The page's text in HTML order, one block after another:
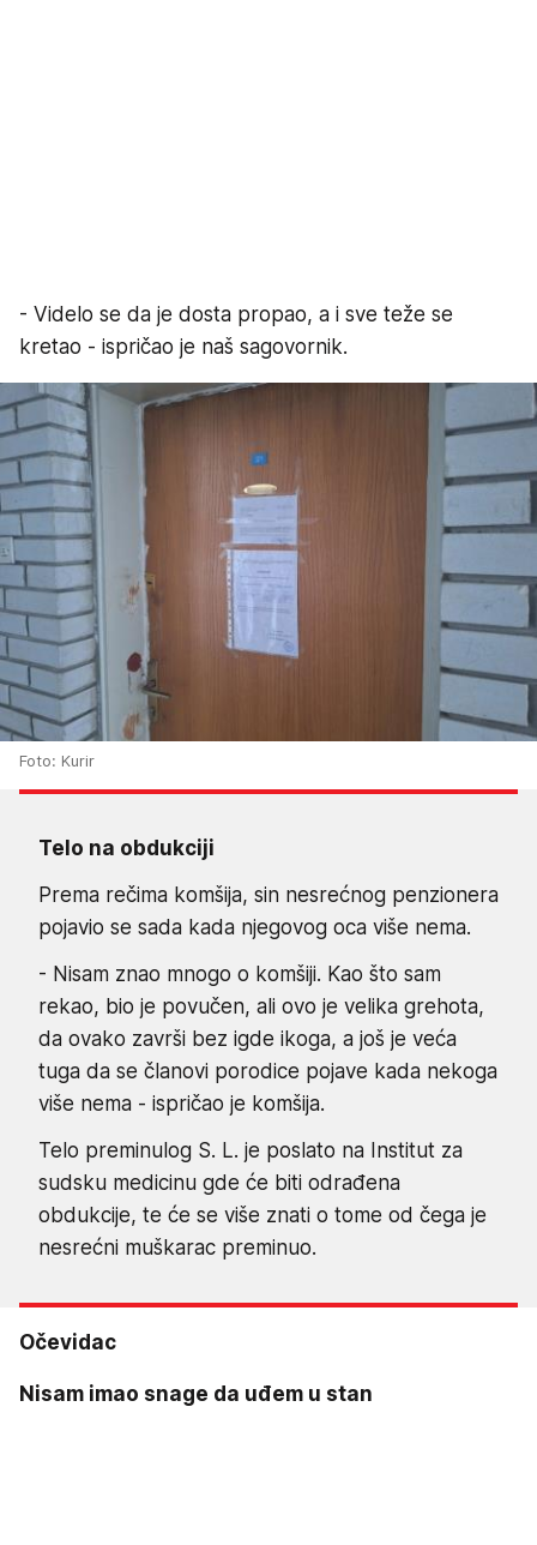
- Videlo se da je dosta propao, a i sve teže se
kretao - ispričao je naš sagovornik.
Foto: Kurir
Telo na obdukciji
Prema rečima komšija, sin nesrećnog penzionera
pojavio se sada kada njegovog oca više nema.
- Nisam znao mnogo o komšiji. Kao što sam
rekao, bio je povučen, ali ovo je velika grehota,
da ovako završi bez igde ikoga, a još je veća
tuga da se članovi porodice pojave kada nekoga
više nema - ispričao je komšija.
Telo preminulog S. L. je poslato na Institut za
sudsku medicinu gde će biti odrađena
obdukcije, te će se više znati o tome od čega je
nesrećni muškarac preminuo.
Očevidac
Nisam imao snage da uđem u stan